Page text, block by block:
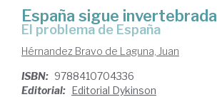
España sigue invertebrada
el problema de España
Hérnandez Bravo de Laguna, Juan
ISBN: 9788410704336
Editorial: Editorial Dykinson